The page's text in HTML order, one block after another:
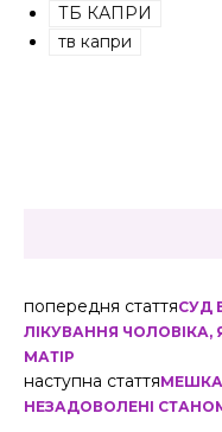
ТБ КАПРИ
тв капри
попередня статтяСУД
ЛІКУВАННЯ ЧОЛОВІКА,
МАТІР
наступна стаття
НЕЗАДОВОЛЕНІ